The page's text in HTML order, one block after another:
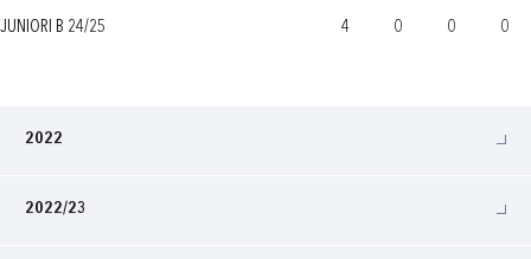
JUNIORI B 24/25 4 0 0 0
2022
2022/23